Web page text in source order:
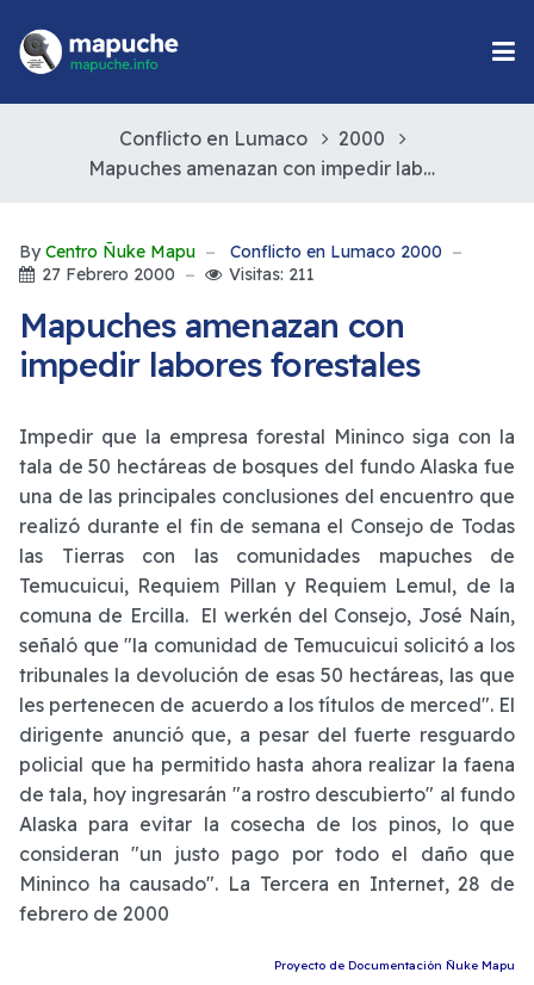
Conflicto en Lumaco
2000
Mapuches amenazan con impedir labores forestales
By Centro Ñuke Mapu
Conflicto en Lumaco 2000
27 Febrero 2000
Visitas: 211
Mapuches amenazan con
impedir labores forestales
Impedir que la empresa forestal Mininco siga con la
tala de 50 hectáreas de bosques del fundo Alaska fue
una de las principales conclusiones del encuentro que
realizó durante el fin de semana el Consejo de Todas
las Tierras con las comunidades mapuches de
Temucuicui, Requiem Pillan y Requiem Lemul, de la
comuna de Ercilla. El werkén del Consejo, José Naín,
señaló que "la comunidad de Temucuicui solicitó a los
tribunales la devolución de esas 50 hectáreas, las que
les pertenecen de acuerdo a los títulos de merced". El
dirigente anunció que, a pesar del fuerte resguardo
policial que ha permitido hasta ahora realizar la faena
de tala, hoy ingresarán "a rostro descubierto" al fundo
Alaska para evitar la cosecha de los pinos, lo que
consideran "un justo pago por todo el daño que
Mininco ha causado". La Tercera en Internet, 28 de
febrero de 2000
Proyecto de Documentación Ñuke Mapu